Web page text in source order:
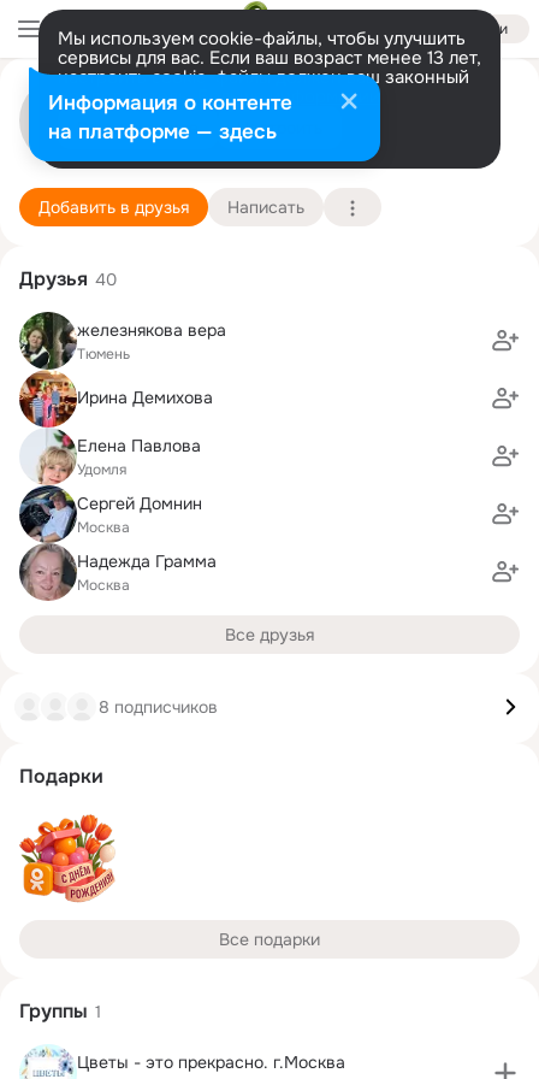
Войти
Мы используем cookie-файлы, чтобы улучшить
сервисы для вас. Если ваш возраст менее 13 лет,
настроить cookie-файлы должен ваш законный
представитель. Больше информации
Разрешить все Настроить
Тина Жукова
Москва 19 января (64 года)
Подробнее
Добавить в друзья Написать
Друзья 40
железнякова вера
Тюмень
Ирина Демихова
Елена Павлова
Удомля
Сергей Домнин
Москва
Надежда Грамма
Москва
Все друзья
8 подписчиков
Подарки
Все подарки
Группы 1
Цветы - это прекрасно. г.Москва
Информация о контенте
на платформе — здесь